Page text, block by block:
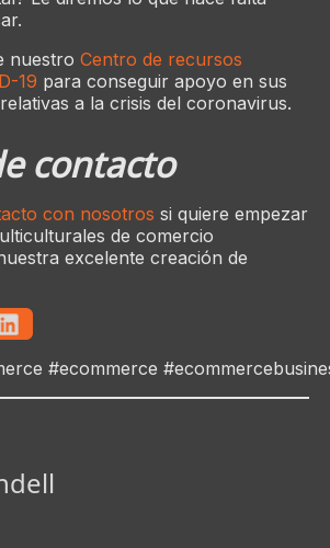
nuestro Centro de recursos
19 para conseguir apoyo en sus
a la crisis del coronavirus.
contacto
con nosotros si quiere empezar
de comercio
excelente creación de
#ecommerce